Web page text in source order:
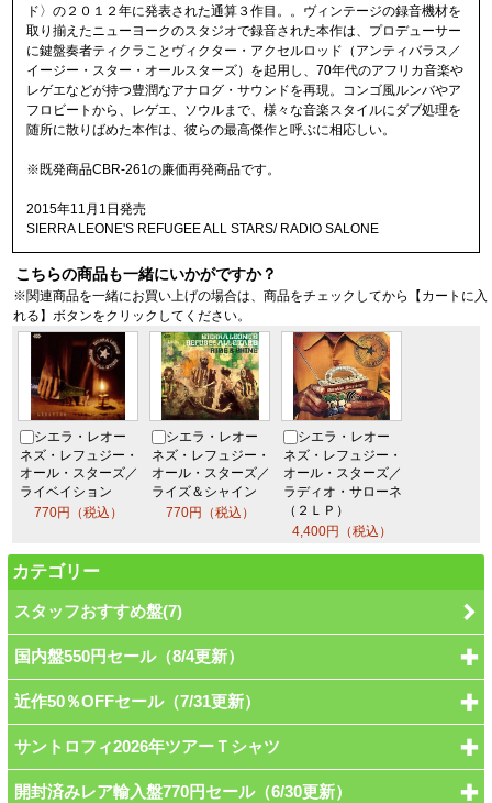
ド〉の２０１２年に発表された通算３作目。。ヴィンテージの録音機材を
取り揃えたニューヨークのスタジオで録音された本作は、プロデューサー
に鍵盤奏者ティクラことヴィクター・アクセルロッド（アンティバラス／
イージー・スター・オールスターズ）を起用し、70年代のアフリカ音楽や
レゲエなどが持つ豊潤なアナログ・サウンドを再現。コンゴ風ルンバやア
フロビートから、レゲエ、ソウルまで、様々な音楽スタイルにダブ処理を
随所に散りばめた本作は、彼らの最高傑作と呼ぶに相応しい。
※既発商品CBR-261の廉価再発商品です。
2015年11月1日発売
SIERRA LEONE'S REFUGEE ALL STARS/ RADIO SALONE
こちらの商品も一緒にいかがですか？
※関連商品を一緒にお買い上げの場合は、商品をチェックしてから【カートに入
れる】ボタンをクリックしてください。
シエラ・レオー
ネズ・レフュジー・
オール・スターズ／
ライベイション
770円（税込）
シエラ・レオー
ネズ・レフュジー・
オール・スターズ／
ライズ＆シャイ ン
770円（税込）
シエラ・レオー
ネズ・レフュジー・
オール・スターズ／
ラディオ・サロ ーネ
（２ＬＰ）
4,400円（税込）
カテゴリー
スタッフおすすめ盤(7)
国内盤550円セール（8/4更新）
近作50％OFFセール（7/31更新）
サントロフィ2026年ツアーＴシャツ
開封済みレア輸入盤770円セール（6/30更新）